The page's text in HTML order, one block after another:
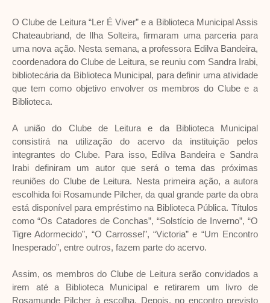
O Clube de Leitura “Ler É Viver” e a Biblioteca Municipal Assis
Chateaubriand, de Ilha Solteira, firmaram uma parceria para
uma nova ação. Nesta semana, a professora Edilva Bandeira,
coordenadora do Clube de Leitura, se reuniu com Sandra Irabi,
bibliotecária da Biblioteca Municipal, para definir uma atividade
que tem como objetivo envolver os membros do Clube e a
Biblioteca.
A união do Clube de Leitura e da Biblioteca Municipal
consistirá na utilização do acervo da instituição pelos
integrantes do Clube. Para isso, Edilva Bandeira e Sandra
Irabi definiram um autor que será o tema das próximas
reuniões do Clube de Leitura. Nesta primeira ação, a autora
escolhida foi Rosamunde Pilcher, da qual grande parte da obra
está disponível para empréstimo na Biblioteca Pública. Títulos
como “Os Catadores de Conchas”, “Solstício de Inverno”, “O
Tigre Adormecido”, “O Carrossel”, “Victoria” e “Um Encontro
Inesperado”, entre outros, fazem parte do acervo.
Assim, os membros do Clube de Leitura serão convidados a
irem até a Biblioteca Municipal e retirarem um livro de
Rosamunde Pilcher à escolha. Depois, no encontro previsto